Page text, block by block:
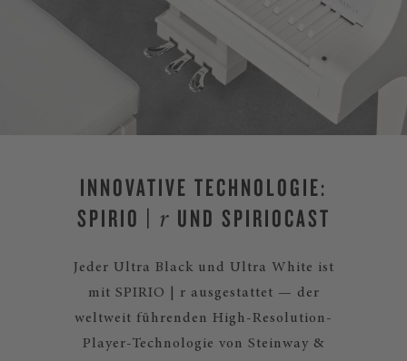
INNOVATIVE TECHNOLOGIE:
SPIRIO | r UND SPIRIOCAST
Jeder Ultra Black und Ultra White ist
mit SPIRIO | r ausgestattet — der
weltweit führenden High-Resolution-
Player-Technologie von Steinway &